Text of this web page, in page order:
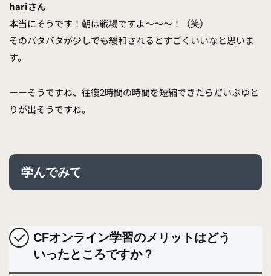
hariさん
本当にそうです！朝は戦場ですよ〜〜〜！（笑）
そのバタバタが少しでも緩和されるとすごくいいなと思いま
す。
ーーそうですね、往復2時間の時間を短縮できたらだいぶゆと
りが出そうですね。
学んでみて
CFオンライン学習のメリットはどう
いったところですか？